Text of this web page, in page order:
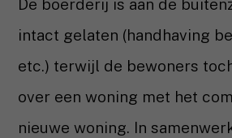
De boerderij is aan de
intact gelaten (handhaving
etc.) terwijl de bewoners
over een woning met het
nieuwe woning. In